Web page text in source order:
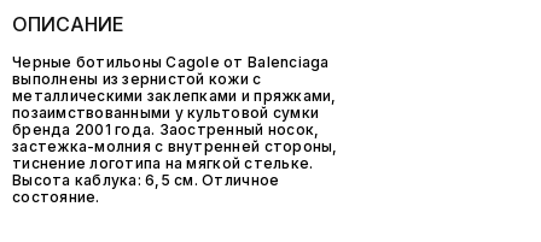
ОПИСАНИЕ
Черные ботильоны Cagole от Balenciaga
выполнены из зернистой кожи с
металлическими заклепками и пряжками,
позаимствованными у культовой сумки
бренда 2001 года. Заостренный носок,
застежка-молния с внутренней стороны,
тиснение логотипа на мягкой стельке.
Высота каблука: 6,5 см. Отличное
состояние.